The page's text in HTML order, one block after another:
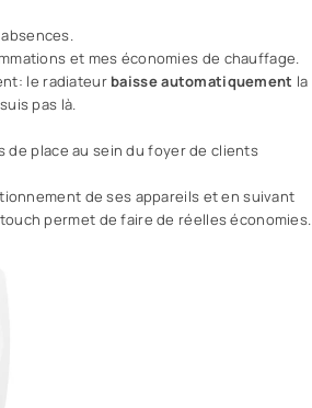
et mes économies de chauffage.
le radiateur baisse automatiquement la
pas là.
de place au sein du foyer de clients
de ses appareils et en suivant
permet de faire de réelles économies.